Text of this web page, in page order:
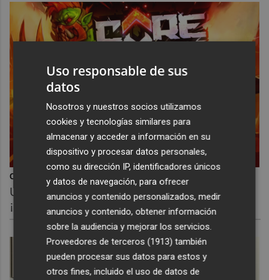
Corepunk MMORPG
Un verdadero MMORPG de la vieja escuela
¡Cómo los de antes, pero mejor!
Uso responsable de sus
datos
Nosotros y nuestros socios utilizamos
cookies y tecnologías similares para
almacenar y acceder a información en su
dispositivo y procesar datos personales,
como su dirección IP, identificadores únicos
y datos de navegación, para ofrecer
anuncios y contenido personalizados, medir
anuncios y contenido, obtener información
sobre la audiencia y mejorar los servicios.
Proveedores de terceros (1913) también
pueden procesar sus datos para estos y
otros fines, incluido el uso de datos de